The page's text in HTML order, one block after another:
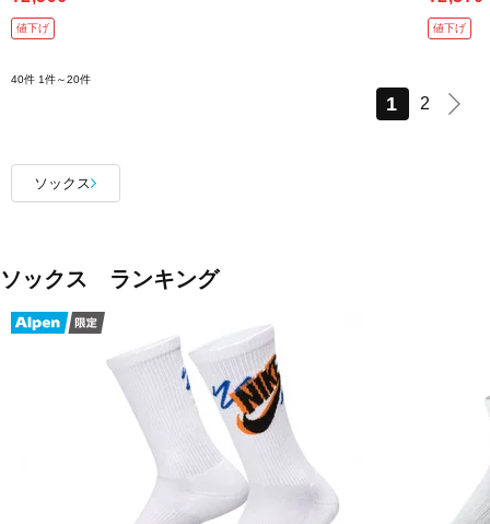
値下げ 値下げ
40件 1件～20件
1 2
ソックス
ソックス ランキング